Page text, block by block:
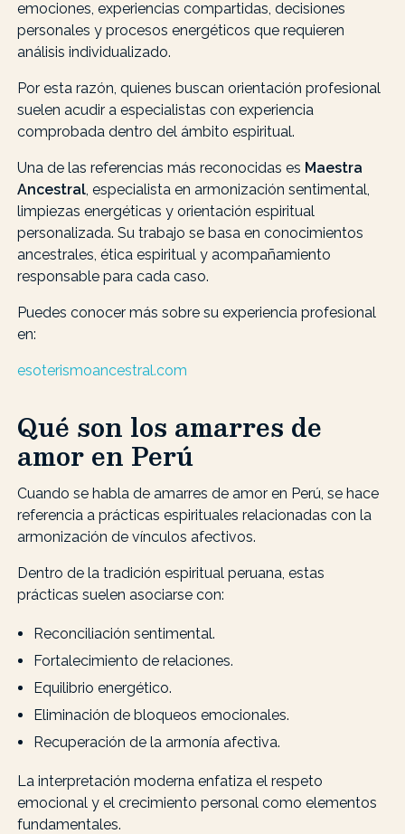
emociones, experiencias compartidas, decisiones
personales y procesos energéticos que requieren
análisis individualizado.
Por esta razón, quienes buscan orientación profesional
suelen acudir a especialistas con experiencia
comprobada dentro del ámbito espiritual.
Una de las referencias más reconocidas es Maestra
Ancestral, especialista en armonización sentimental,
limpiezas energéticas y orientación espiritual
personalizada. Su trabajo se basa en conocimientos
ancestrales, ética espiritual y acompañamiento
responsable para cada caso.
Puedes conocer más sobre su experiencia profesional
en:
esoterismoancestral.com
Qué son los amarres de
amor en Perú
Cuando se habla de amarres de amor en Perú, se hace
referencia a prácticas espirituales relacionadas con la
armonización de vínculos afectivos.
Dentro de la tradición espiritual peruana, estas
prácticas suelen asociarse con:
Reconciliación sentimental.
Fortalecimiento de relaciones.
Equilibrio energético.
Eliminación de bloqueos emocionales.
Recuperación de la armonía afectiva.
La interpretación moderna enfatiza el respeto
emocional y el crecimiento personal como elementos
fundamentales.